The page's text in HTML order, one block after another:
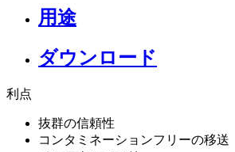
用途
ダウンロード
利点
抜群の信頼性
コンタミネーションフリーの移送